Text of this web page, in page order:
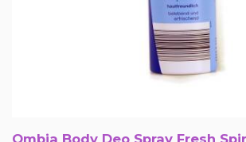
Ombia Body Deo Spray Fresh